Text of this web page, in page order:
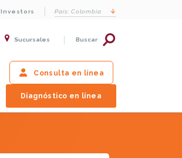
País: Colombia
Sucursales Buscar
Consulta en línea
Diagnóstico en línea